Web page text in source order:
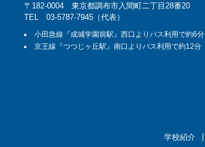
〒182-0004 東京都調布市入間町二丁目28番20
TEL 03-5787-7945（代表）
小田急線『成城学園前駅』西口よりバス利用で約6分
京王線『つつじヶ丘駅』南口よりバス利用で約12分
学校紹介